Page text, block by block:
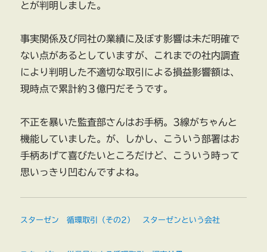
とが判明しました。
事実関係及び同社の業績に及ぼす影響は未だ明確で
ない点があるとしていますが、これまでの社内調査
により判明した不適切な取引による損益影響額は、
現時点で累計約３億円だそうです。
不正を暴いた監査部さんはお手柄。3線がちゃんと
機能していました。が、しかし、こういう部署はお
手柄あげて喜びたいところだけど、こういう時って
思いっきり凹むんですよね。
スターゼン 循環取引（その2） スターゼンという会社